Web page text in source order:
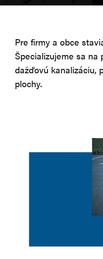
Pre firmy a obce
Špecializujeme sa na
dažďovú kanalizáciu,
plochy.